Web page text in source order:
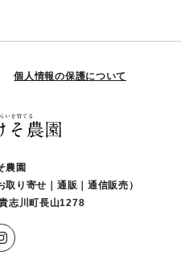
個人情報の保護について
農園
取り寄せ｜通販｜通信販売）
志川町長山1278